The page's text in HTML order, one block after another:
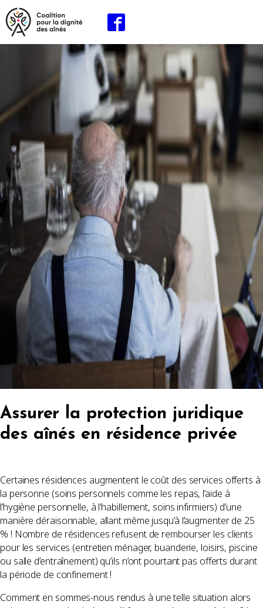
Assurer la protection juridique
des aînés en résidence privée
Certaines résidences augmentent le coût des services offerts à
la personne (soins personnels comme les repas, l’aide à
l’hygiène personnelle, à l’habillement, soins infirmiers) d’une
manière déraisonnable, allant même jusqu’à l’augmenter de 25
% ! Nombre de résidences refusent de rembourser les clients
pour les services (entretien ménager, buanderie, loisirs, piscine
ou salle d’entraînement) qu’ils n’ont pourtant pas offerts durant
la période de confinement !
Comment en sommes-nous rendus à une telle situation alors